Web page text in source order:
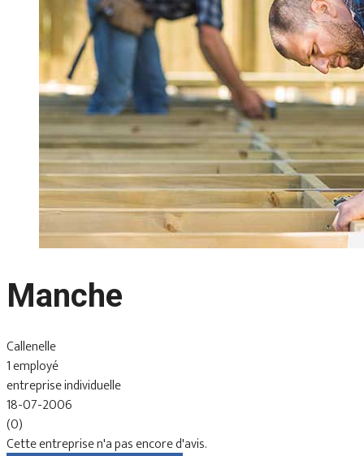
Manche
Callenelle
1 employé
entreprise individuelle
18-07-2006
(0)
Cette entreprise n'a pas encore d'avis.